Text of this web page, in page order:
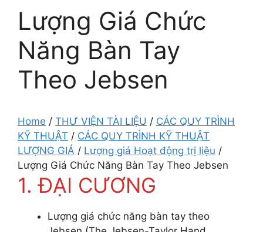
Lượng Giá Chức
Năng Bàn Tay
Theo Jebsen
Home / THƯ VIỆN TÀI LIỆU / CÁC QUY TRÌNH
KỸ THUẬT / CÁC QUY TRÌNH KỸ THUẬT
LƯỢNG GIÁ / Lượng giá Hoạt động trị liệu /
Lượng Giá Chức Năng Bàn Tay Theo Jebsen
1. ĐẠI CƯƠNG
Lượng giá chức năng bàn tay theo